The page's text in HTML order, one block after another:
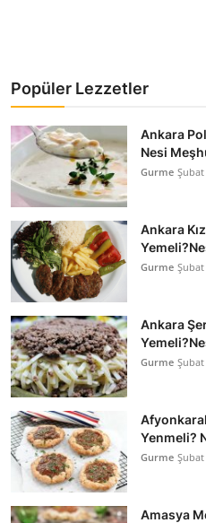
Popüler Lezzetler
Ankara
Nesi
Gurme Şubat
Ankara
Gurme Şubat
Ankara
Gurme Şubat
Yenmeli?
Gurme Şubat
Amasya